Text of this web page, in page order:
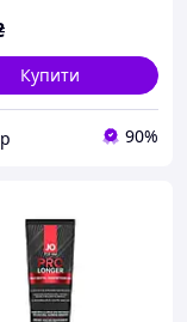
Купити
90%